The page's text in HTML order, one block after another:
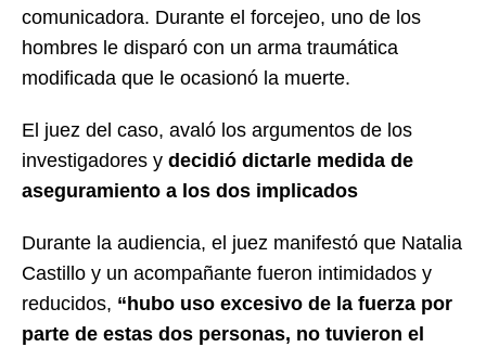
comunicadora. Durante el forcejeo, uno de los
hombres le disparó con un arma traumática
modificada que le ocasionó la muerte.
El juez del caso, avaló los argumentos de los
investigadores y decidió dictarle medida de
aseguramiento a los dos implicados
Durante la audiencia, el juez manifestó que Natalia
Castillo y un acompañante fueron intimidados y
reducidos, “hubo uso excesivo de la fuerza por
parte de estas dos personas, no tuvieron el